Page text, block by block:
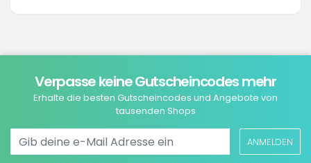
Verpasse keine Gutscheincodes mehr
Erhalte die besten Gutscheincodes und Angebote von
tausenden Shops
ANMELDEN